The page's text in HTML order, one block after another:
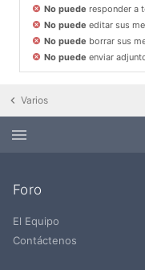
No puede responder a
No puede editar sus
No puede borrar sus
No puede enviar
Varios
Foro
El Equipo
Contáctenos